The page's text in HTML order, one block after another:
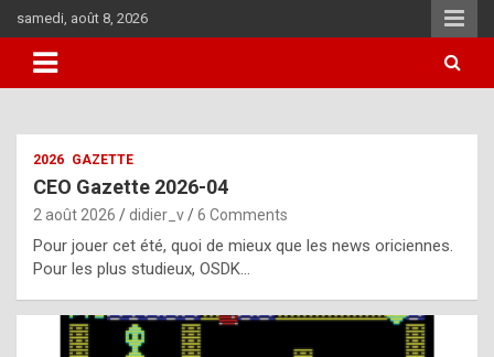
to
content
samedi, août 8, 2026
i
u
l
2026 GAZETTE
CEO Gazette 2026-04
2 août 2026 didier_v 6 Comments
Pour jouer cet été, quoi de mieux que les news oriciennes.
Pour les plus studieux, OSDK…